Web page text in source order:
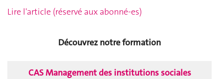
Lire l'article (réservé aux abonné-es)
Découvrez notre formation
CAS Management des institutions sociales